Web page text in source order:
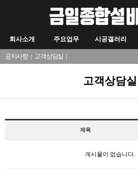
회사소개 주요업무 시공갤러리
공지사항| 고객상담실 |
고객상담실
제목
게시물이 없습니다.